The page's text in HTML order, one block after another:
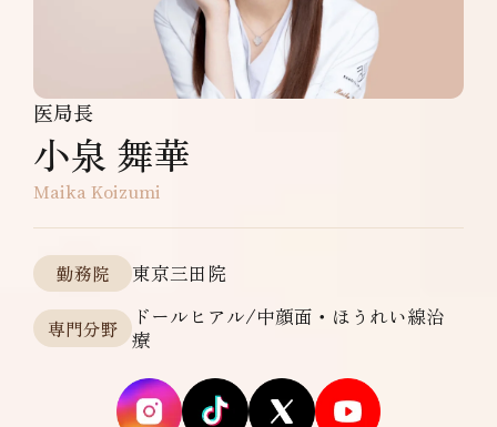
医局長
小泉 舞華
Maika Koizumi
勤務院 東京三田院
専門分野
ドールヒアル/中顔面・ほうれい線治
療